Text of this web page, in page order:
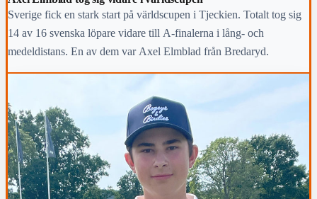
Sverige fick en stark start på världscupen i Tjeckien. Totalt tog sig
14 av 16 svenska löpare vidare till A-finalerna i lång- och
medeldistans. En av dem var Axel Elmblad från Bredaryd.